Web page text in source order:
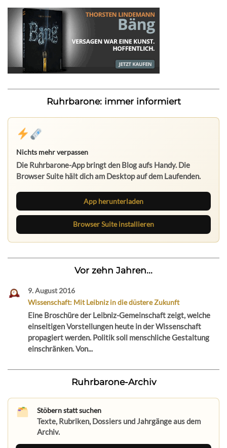
Ruhrbarone: immer informiert
Nichts mehr verpassen
Die Ruhrbarone-App bringt den Blog aufs Handy. Die
Browser Suite hält dich am Desktop auf dem Laufenden.
App herunterladen
Browser Suite installieren
Vor zehn Jahren...
9. August 2016
Wissenschaft: Mit Leibniz in die düstere Zukunft
Eine Broschüre der Leibniz-Gemeinschaft zeigt, welche
einseitigen Vorstellungen heute in der Wissenschaft
propagiert werden. Politik soll menschliche Gestaltung
einschränken. Von...
Ruhrbarone-Archiv
Stöbern statt suchen
Texte, Rubriken, Dossiers und Jahrgänge aus dem
Archiv.